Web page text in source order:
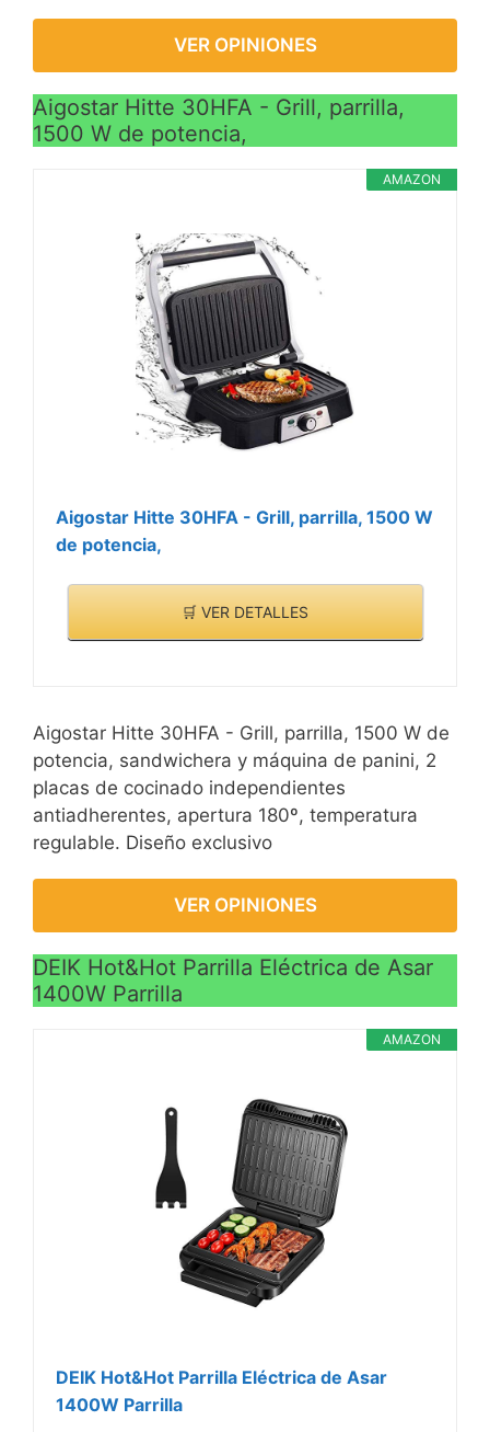
VER OPINIONES
Aigostar Hitte 30HFA - Grill, parrilla,
1500 W de potencia,
AMAZON
Aigostar Hitte 30HFA - Grill, parrilla, 1500 W
de potencia,
🛒 VER DETALLES
Aigostar Hitte 30HFA - Grill, parrilla, 1500 W de
potencia, sandwichera y máquina de panini, 2
placas de cocinado independientes
antiadherentes, apertura 180º, temperatura
regulable. Diseño exclusivo
VER OPINIONES
DEIK Hot&Hot Parrilla Eléctrica de Asar
1400W Parrilla
AMAZON
DEIK Hot&Hot Parrilla Eléctrica de Asar
1400W Parrilla